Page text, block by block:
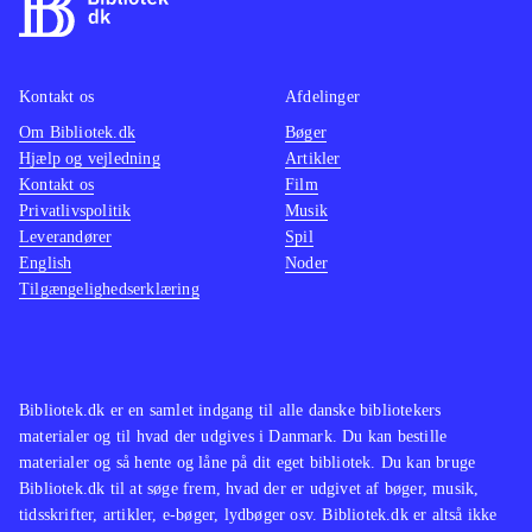
ikke spilbart men består kun af
mellemsekvenserne fra spillet.
og selve spillet er forbedret og med
mere indhold
Spilserien "Final Fantasy" er en af de
mest populære indenfor genren, i
både Vesten og Østen men ellers har
Sony efterhånden genudgivet flere af
de ældre PS2-klassikere i serien
and Daxter trilogy.
God opdatering af en spilklassiker
med mere indhold og flottere grafik,
stadig med småproblemer i spillet
Bibliotek.dk er en samlet indgang til alle danske bibliotekers
materialer og til hvad der udgives i Danmark. Du kan bestille
materialer og så hente og låne på dit eget bibliotek. Du kan bruge
Bibliotek.dk til at søge frem, hvad der er udgivet af bøger, musik,
tidsskrifter, artikler, e-bøger, lydbøger osv. Bibliotek.dk er altså ikke
Kontakt os
Om Bibliotek.dk
Hjælp og vejledning
Kontakt os
Privatlivspolitik
Leverandører
English
Tilgængelighedserklæring
Afdelinger
Bøger
Artikler
Film
Musik
Spil
Noder